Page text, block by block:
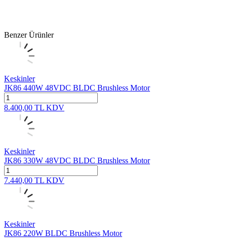
Benzer Ürünler
Keskinler
JK86 440W 48VDC BLDC Brushless Motor
8.400,00 TL KDV
Keskinler
JK86 330W 48VDC BLDC Brushless Motor
7.440,00 TL KDV
Keskinler
JK86 220W BLDC Brushless Motor